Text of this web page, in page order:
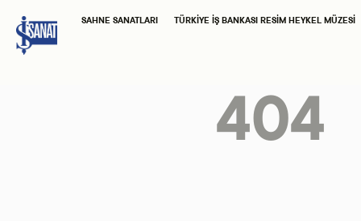
SAHNE SANATLARI TÜRKIYE İŞ BANKASI RESIM HEYKEL MÜZESI
404